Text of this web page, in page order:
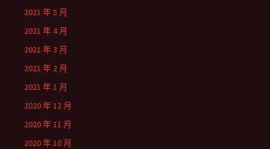
2021 年 5 月
2021 年 4 月
2021 年 3 月
2021 年 2 月
2021 年 1 月
2020 年 12 月
2020 年 11 月
2020 年 10 月